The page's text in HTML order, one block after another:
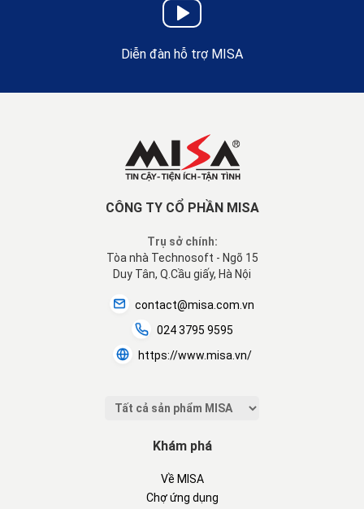
Diễn đàn hỗ trợ MISA
CÔNG TY CỔ PHẦN MISA
Trụ sở chính:
Tòa nhà Technosoft - Ngõ 15
Duy Tân, Q.Cầu giấy, Hà Nội
contact@misa.com.vn
024 3795 9595
https://www.misa.vn/
Khám phá
Về MISA
Chợ ứng dụng